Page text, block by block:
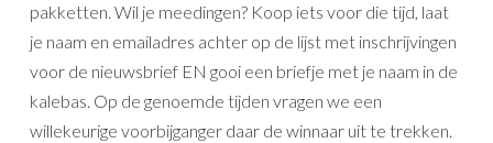
pakketten. Wil je meedingen? Koop iets voor die tijd, laat
je naam en emailadres achter op de lijst met inschrijvingen
voor de nieuwsbrief EN gooi een briefje met je naam in de
kalebas. Op de genoemde tijden vragen we een
willekeurige voorbijganger daar de winnaar uit te trekken.